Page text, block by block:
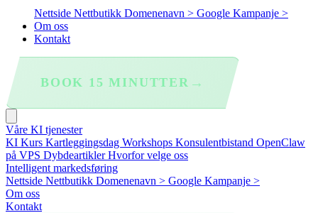
Nettside Nettbutikk Domenenavn > Google Kampanje >
Om oss
Kontakt
BOOK 15 MINUTTER →
Våre KI tjenester
KI Kurs Kartleggingsdag Workshops Konsulentbistand OpenClaw
på VPS DybdeartiklerHvorfor velge oss
Intelligent markedsføring
Nettside Nettbutikk Domenenavn > Google Kampanje >
Om oss
Kontakt